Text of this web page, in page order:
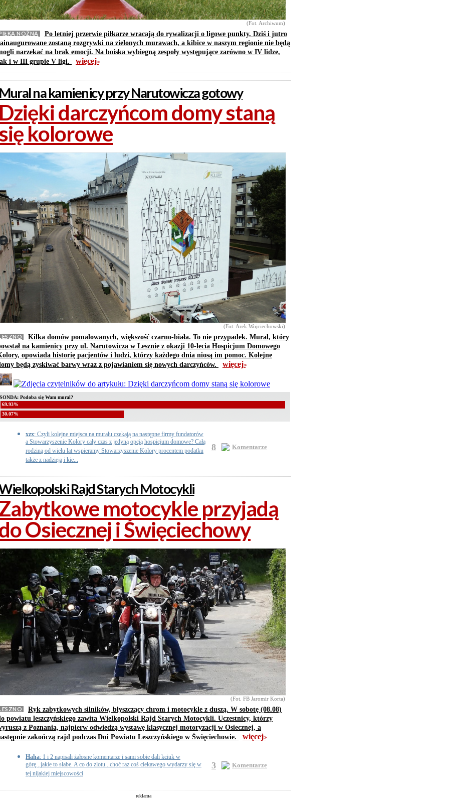
(Fot. Archiwum)
NOŻNA
Po letniej przerwie piłkarze wracają do rywalizacji o ligowe punkty. Dziś i jutro
zostaną rozgrywki na zielonych murawach, a kibice w naszym regionie nie będą
narzekać na brak emocji. Na boiska wybiegną zespoły występujące zarówno w IV lidze,
i w III grupie V ligi.
więcej>>
na kamienicy przy Narutowicza gotowy
darczyńcom domy staną
kolorowe
(Fot. Arek Wojciechowski)
Kilka domów pomalowanych, większość czarno-biała. To nie przypadek. Mural, który
na kamienicy przy ul. Narutowicza w Lesznie z okazji 10-lecia Hospicjum Domowego
opowiada historię pacjentów i ludzi, którzy każdego dnia niosą im pomoc. Kolejne
będą zyskiwać barwy wraz z pojawianiem się nowych darczyńców.
więcej>>
SONDA: Podoba się Wam mural?
69.93%
30.07%
xzx: Czyli kolejne miejsca na muralu czekają na następne firmy fundatorów
a Stowarzyszenie Kolory cały czas z jedyną opcją hospicjum domowe? Całą
rodziną od wielu lat wspieramy Stowarzyszenie Kolory procentem podatku
także z nadzieją i kie...
8 Komentarze
Rajd Starych Motocykli
motocykle przyjadą
Osiecznej i Święciechowy
(Fot. FB Jaromir Korta)
Ryk zabytkowych silników, błyszczący chrom i motocykle z duszą. W sobotę (08.08)
powiatu leszczyńskiego zawita Wielkopolski Rajd Starych Motocykli. Uczestnicy, którzy
z Poznania, najpierw odwiedzą wystawę klasycznej motoryzacji w Osiecznej, a
zakończą rajd podczas Dni Powiatu Leszczyńskiego w Święciechowie.
więcej>>
Haha: 1 i 2 napisali żałosne komentarze i sami sobie dali kciuk w
górę...jakie to słabe. A co do zlotu...choć raz coś ciekawego wydarzy się w
tej nijakiej miejscowości
3 Komentarze
reklama